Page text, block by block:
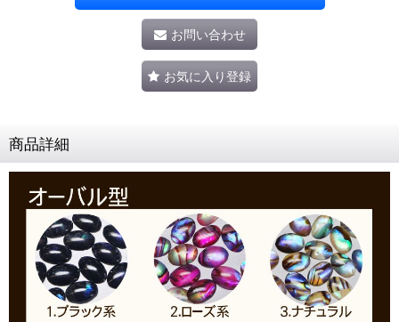
お問い合わせ
お気に入り登録
商品詳細